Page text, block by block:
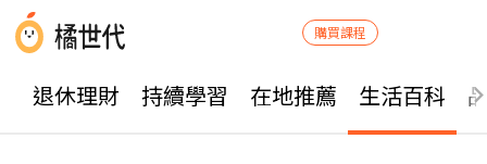
購買課程
退休理財 持續學習 在地推薦 生活百科